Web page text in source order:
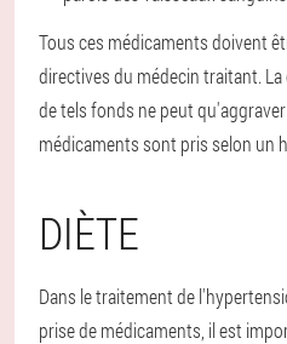
Tous ces médicaments doivent
directives du médecin traitant.
de tels fonds ne peut
médicaments sont pris selon un
DIÈTE
Dans le traitement de
prise de médicaments, il est